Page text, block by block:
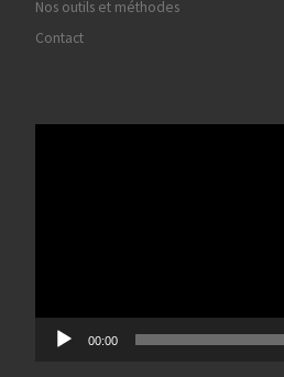
Nos outils et méthodes
Contact
00:00